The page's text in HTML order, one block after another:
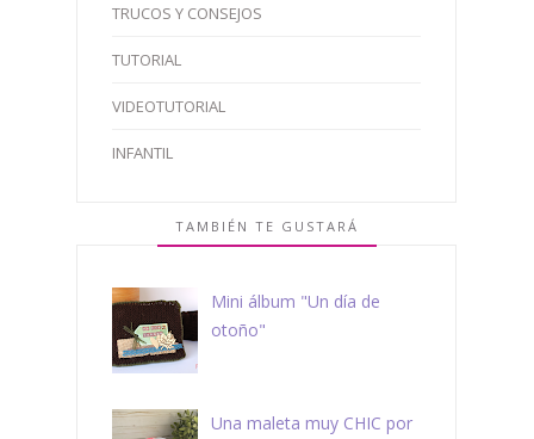
TRUCOS Y CONSEJOS
TUTORIAL
VIDEOTUTORIAL
INFANTIL
TAMBIÉN TE GUSTARÁ
Mini álbum "Un día de
otoño"
Una maleta muy CHIC por